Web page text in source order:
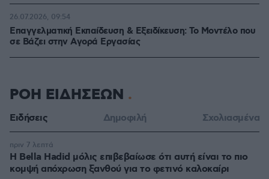
Επαγγελματική Εκπαίδευση & Εξειδίκευση: Το Mοντέλο που
σε Bάζει στην Aγορά Eργασίας
26.07.2026, 09:54
ΡΟΗ ΕΙΔΗΣΕΩΝ
Ειδήσεις Δημοφιλή Σχολιασμένα
Η Bella Hadid μόλις επιβεβαίωσε ότι αυτή είναι το πιο
κομψή απόχρωση ξανθού για το φετινό καλοκαίρι
πριν 7 λεπτά